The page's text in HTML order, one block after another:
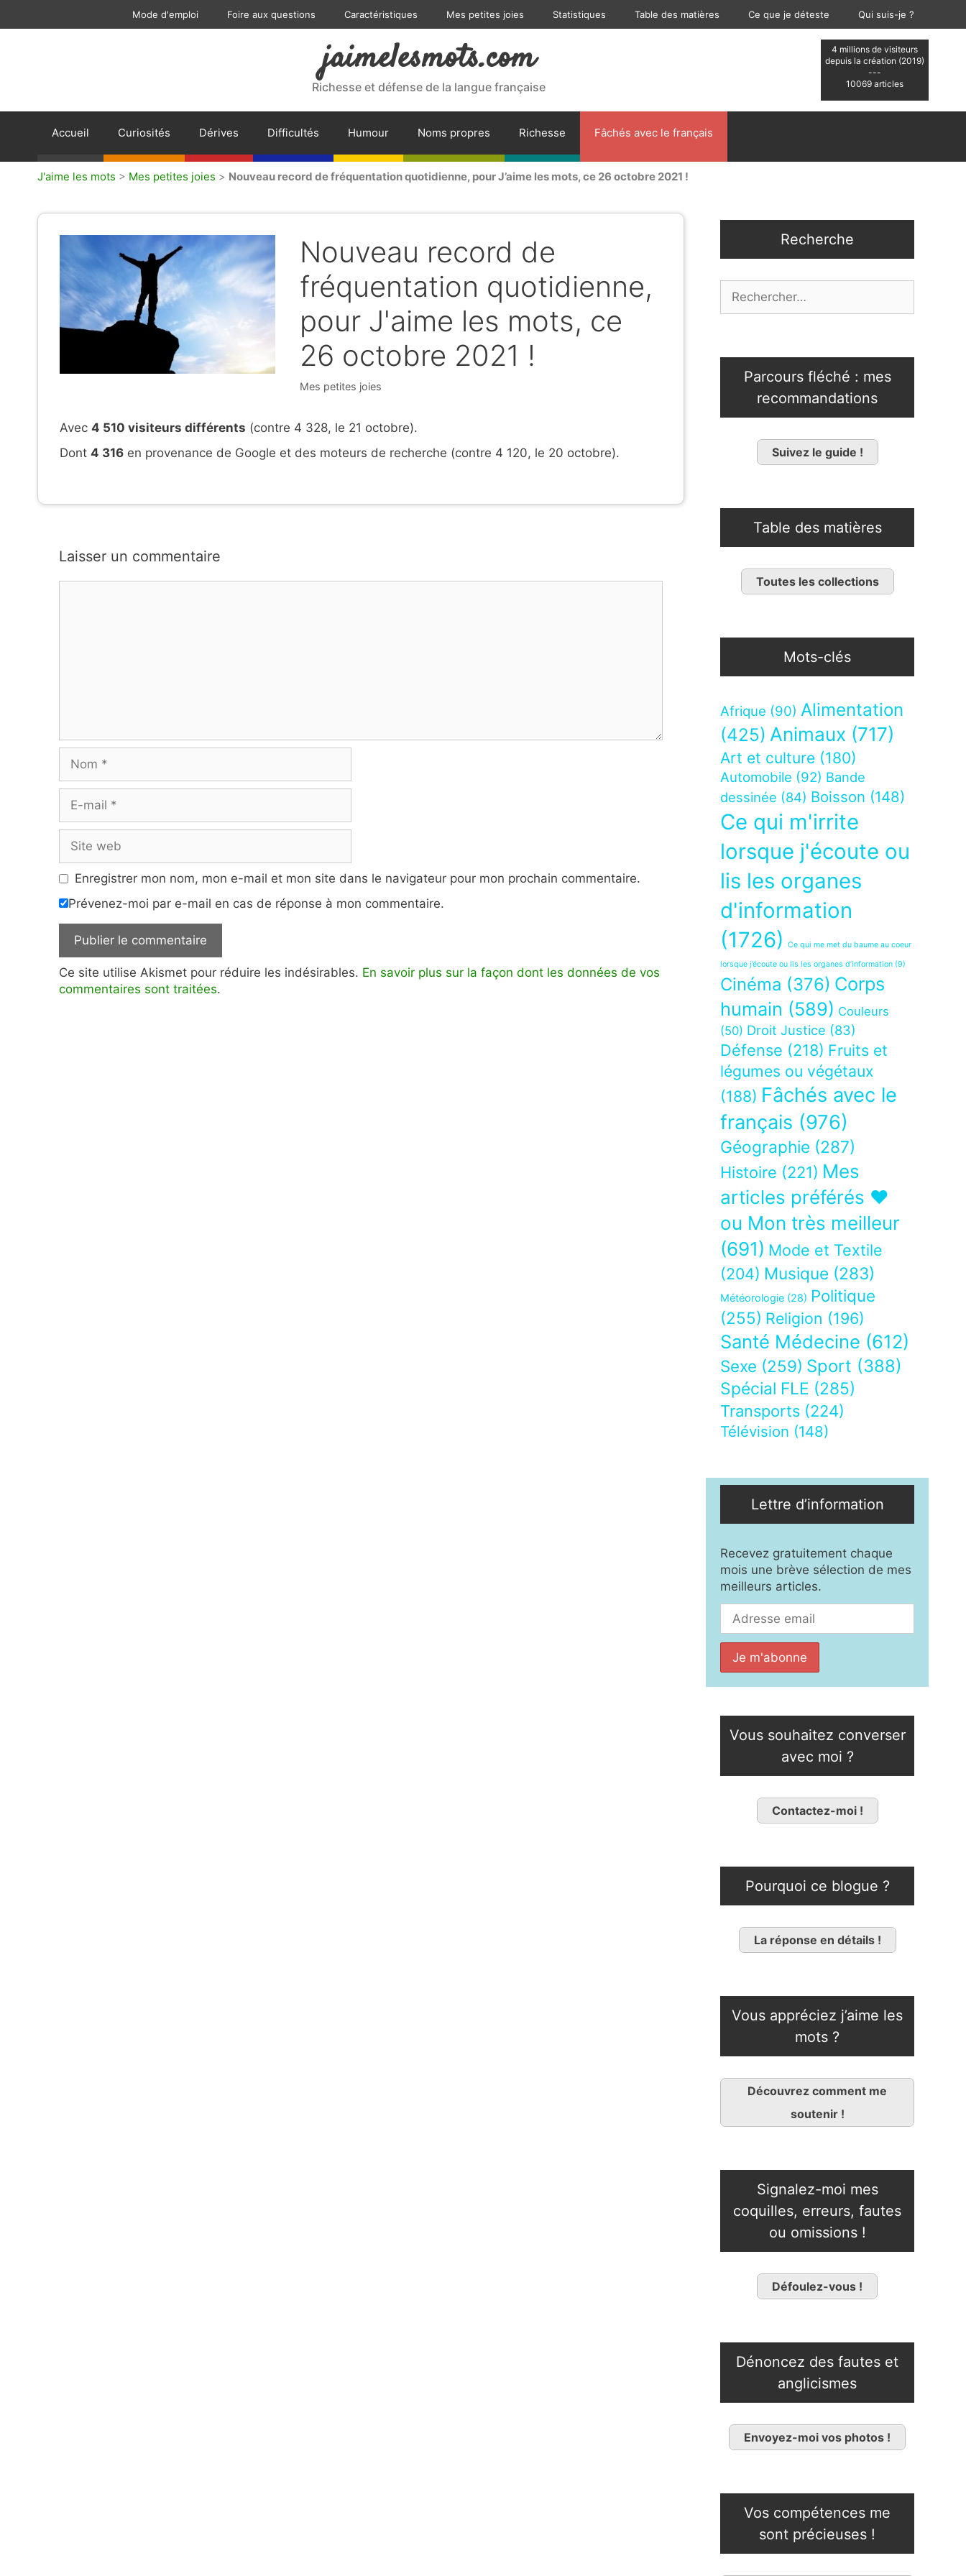
Mode d'emploi Foire aux questions Caractéristiques Mes petites joies Statistiques Table des matières Ce que je déteste Qui suis-je ?
4 millions de visiteurs
depuis la création (2019)
---
10069 articles
jaimelesmots.com
Richesse et défense de la langue française
Accueil Curiosités Dérives Difficultés Humour Noms propres Richesse Fâchés avec le français
J'aime les mots > Mes petites joies > Nouveau record de fréquentation quotidienne, pour J’aime les mots, ce 26 octobre 2021 !
Nouveau record de
fréquentation quotidienne,
pour J'aime les mots, ce
26 octobre 2021 !
Catégories
Mes petites joies
Avec 4 510 visiteurs différents (contre 4 328, le 21 octobre).
Dont 4 316 en provenance de Google et des moteurs de recherche (contre 4 120, le 20 octobre).
Laisser un commentaire
mail
web
Enregistrer mon nom, mon e-mail et mon site dans le navigateur pour mon prochain commentaire.
Prévenez-moi par e-mail en cas de réponse à mon commentaire.
Ce site utilise Akismet pour réduire les indésirables. En savoir plus sur la façon dont les données de vos
commentaires sont traitées.
Recherche
Parcours fléché : mes
recommandations
Suivez le guide !
Table des matières
Toutes les collections
Mots-clés
Afrique (90) Alimentation
(425) Animaux (717)
Art et culture (180)
Automobile (92) Bande
dessinée (84) Boisson (148)
Ce qui m'irrite
lorsque j'écoute ou
lis les organes
d'information
(1726)
Ce qui me met du baume au coeur
lorsque j’écoute ou lis les organes d’information (9)
Cinéma (376) Corps
humain (589) Couleurs
(50) Droit Justice (83)
Défense (218) Fruits et
légumes ou végétaux
(188) Fâchés avec le
français (976)
Géographie (287)
Histoire (221) Mes
articles préférés ❤
ou Mon très meilleur
(691) Mode et Textile
(204) Musique (283)
Météorologie (28) Politique
(255) Religion (196)
Santé Médecine (612)
Sexe (259) Sport (388)
Spécial FLE (285)
Transports (224)
Télévision (148)
Lettre d’information
Recevez gratuitement chaque
mois une brève sélection de mes
meilleurs articles.
Vous souhaitez converser
avec moi ?
Contactez-moi !
Pourquoi ce blogue ?
La réponse en détails !
Vous appréciez j’aime les
mots ?
Découvrez comment me
soutenir !
Signalez-moi mes
coquilles, erreurs, fautes
ou omissions !
Défoulez-vous !
Dénoncez des fautes et
anglicismes
Envoyez-moi vos photos !
Vos compétences me
sont précieuses !